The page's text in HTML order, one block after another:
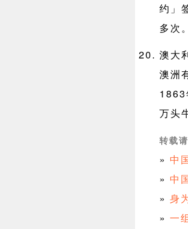
约」
多次。
澳大
澳洲
1863
万头
转载
» 中
» 中
» 身
» 一